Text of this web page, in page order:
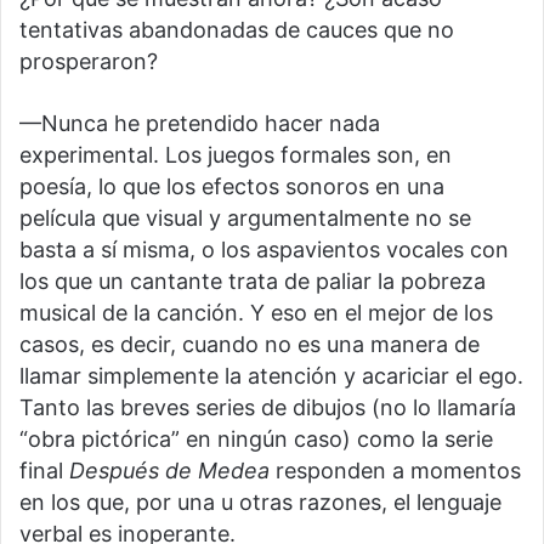
tentativas abandonadas de cauces que no
prosperaron?
—Nunca he pretendido hacer nada
experimental. Los juegos formales son, en
poesía, lo que los efectos sonoros en una
película que visual y argumentalmente no se
basta a sí misma, o los aspavientos vocales con
los que un cantante trata de paliar la pobreza
musical de la canción. Y eso en el mejor de los
casos, es decir, cuando no es una manera de
llamar simplemente la atención y acariciar el ego.
Tanto las breves series de dibujos (no lo llamaría
“obra pictórica” en ningún caso) como la serie
final Después de Medea responden a momentos
en los que, por una u otras razones, el lenguaje
verbal es inoperante.